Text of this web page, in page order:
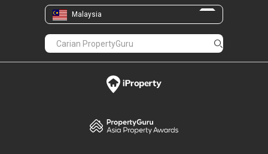
Malaysia